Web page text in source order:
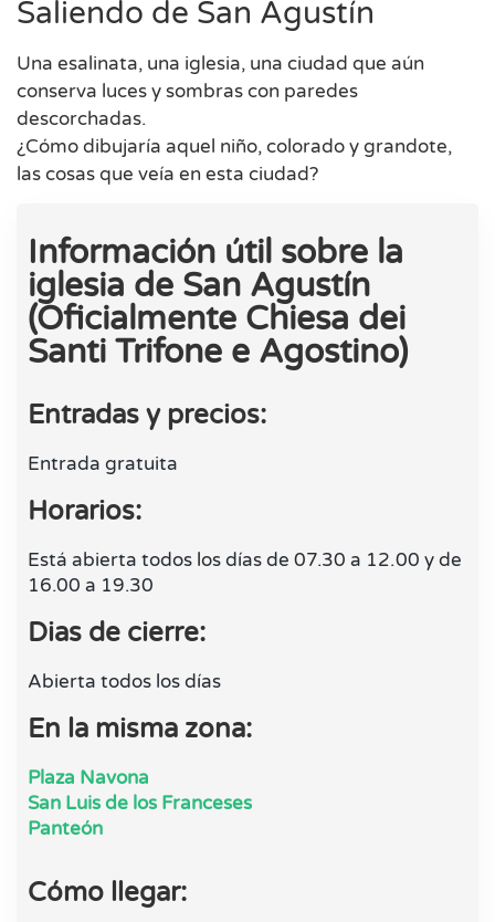
Saliendo de San Agustín
Una esalinata, una iglesia, una ciudad que aún
conserva luces y sombras con paredes
descorchadas.
¿Cómo dibujaría aquel niño, colorado y grandote,
las cosas que veía en esta ciudad?
Información útil sobre la
iglesia de San Agustín
(Oficialmente Chiesa dei
Santi Trifone e Agostino)
Entradas y precios:
Entrada gratuita
Horarios:
Está abierta todos los días de 07.30 a 12.00 y de
16.00 a 19.30
Dias de cierre:
Abierta todos los días
En la misma zona:
Plaza Navona
San Luis de los Franceses
Panteón
Cómo llegar: